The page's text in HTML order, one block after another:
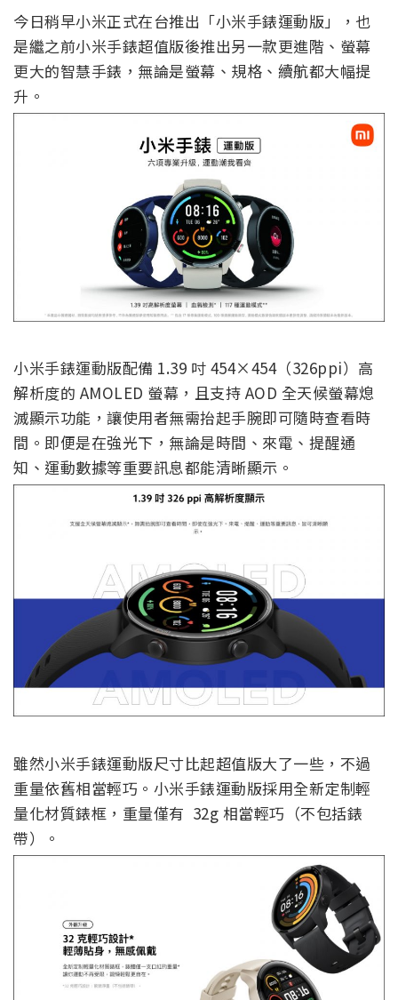
今日稍早小米正式在台推出「小米手錶運動版」，也
是繼之前小米手錶超值版後推出另一款更進階、螢幕
更大的智慧手錶，無論是螢幕、規格、續航都大幅提
升。
小米手錶運動版配備 1.39 吋 454×454（326ppi）高
解析度的 AMOLED 螢幕，且支持 AOD 全天候螢幕熄
滅顯示功能，讓使用者無需抬起手腕即可隨時查看時
間。即便是在強光下，無論是時間、來電、提醒通
知、運動數據等重要訊息都能清晰顯示。
雖然小米手錶運動版尺寸比起超值版大了一些，不過
重量依舊相當輕巧。小米手錶運動版採用全新定制輕
量化材質錶框，重量僅有 32g 相當輕巧（不包括錶
帶）。